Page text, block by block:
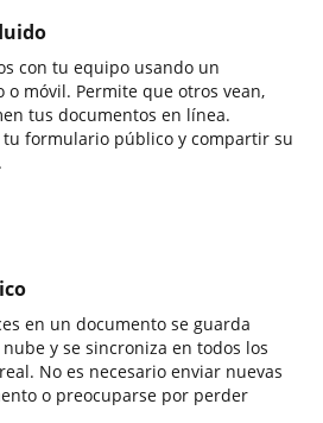
con tu equipo usando un
móvil. Permite que otros vean,
tus documentos en línea.
formulario público y compartir su
en un documento se guarda
y se sincroniza en todos los
No es necesario enviar nuevas
o preocuparse por perder